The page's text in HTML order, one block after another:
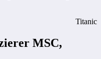
Titanic
MSC,